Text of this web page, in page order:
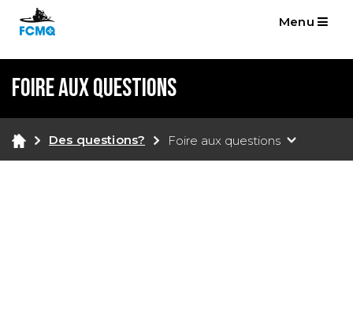
Menu
Foire aux questions
Des questions? Foire aux questions